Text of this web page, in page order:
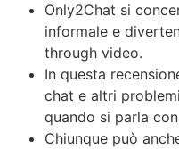
Only2Chat si
informale e
through video.
In questa
chat e altri
quando si parla
Chiunque può